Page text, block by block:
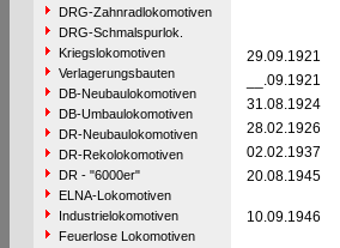
DRG-Zahnradlokomotiven
DRG-Schmalspurlok.
Kriegslokomotiven
Verlagerungsbauten
DB-Neubaulokomotiven
DB-Umbaulokomotiven
DR-Neubaulokomotiven
DR-Rekolokomotiven
DR - "6000er"
ELNA-Lokomotiven
Industrielokomotiven
Feuerlose Lokomotiven
29.09.1921
__.09.1921
31.08.1924
28.02.1926
02.02.1937
20.08.1945
10.09.1946